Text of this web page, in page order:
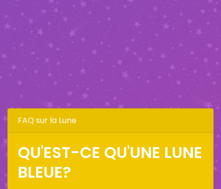
FAQ sur la Lune
QU'EST-CE QU'UNE LUNE
BLEUE?